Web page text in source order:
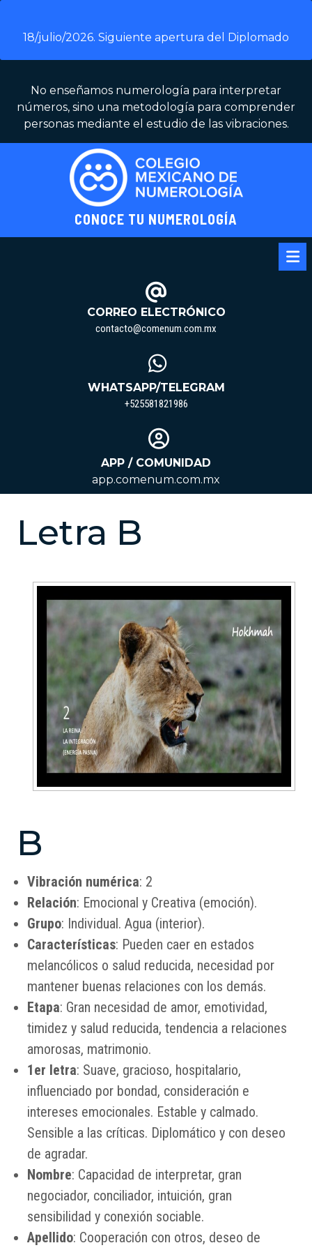
content18/julio/2026. Siguiente apertura del Diplomado
No enseñamos numerología para interpretar
números, sino una metodología para comprender
personas mediante el estudio de las vibraciones.
CONOCE TU NUMEROLOGÍA
CORREO ELECTRÓNICO
contacto@comenum.com.mx
WHATSAPP/TELEGRAM
+525581821986+525581821986
APP / COMUNIDAD
app.comenum.com.mx
Letra B
B
Vibración numérica: 2
Relación: Emocional y Creativa (emoción).
Grupo: Individual. Agua (interior).
Características: Pueden caer en estados
melancólicos o salud reducida, necesidad por
mantener buenas relaciones con los demás.
Etapa: Gran necesidad de amor, emotividad,
timidez y salud reducida, tendencia a relaciones
amorosas, matrimonio.
1er letra: Suave, gracioso, hospitalario,
influenciado por bondad, consideración e
intereses emocionales. Estable y calmado.
Sensible a las críticas. Diplomático y con deseo
de agradar.
Nombre: Capacidad de interpretar, gran
negociador, conciliador, intuición, gran
sensibilidad y conexión sociable.
Apellido: Cooperación con otros, deseo de